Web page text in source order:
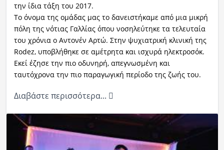
την ίδια τάξη του 2017.
Το όνομα της ομάδας μας το δανειστήκαμε από μια μικρή
πόλη της νότιας Γαλλίας όπου νοσηλεύτηκε τα τελευταία
του χρόνια ο Αντονέν Αρτώ. Στην ψυχιατρική κλινική της
Rodez, υποβλήθηκε σε αμέτρητα και ισχυρά ηλεκτροσόκ.
Εκεί έζησε την πιο οδυνηρή, απεγνωσμένη και
ταυτόχρονα την πιο παραγωγική περίοδο της ζωής του.
Διαβάστε περισσότερα...